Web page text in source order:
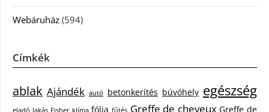
Webáruház (594)
Címkék
ablak Ajándék autó betonkerítés búvóhely egészség
fólia Greffe de cheveux Greffe de